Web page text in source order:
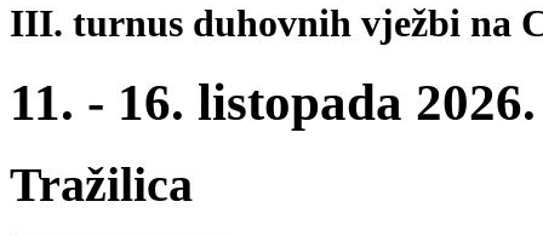
III. turnus duhovnih vježbi na
11. - 16. listopada 2026.
Tražilica